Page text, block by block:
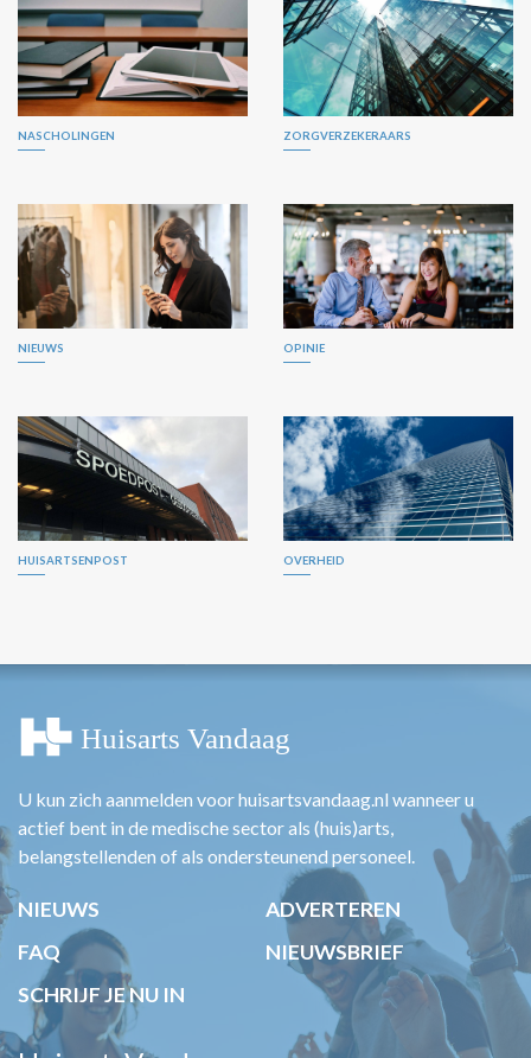
NASCHOLINGEN ZORGVERZEKERAARS
NIEUWS OPINIE
HUISARTSENPOST OVERHEID
U kun zich aanmelden voor huisartsvandaag.nl wanneer u
actief bent in de medische sector als (huis)arts,
belangstellenden of als ondersteunend personeel.
NIEUWS
ADVERTEREN
FAQ
NIEUWSBRIEF
SCHRIJF JE NU IN